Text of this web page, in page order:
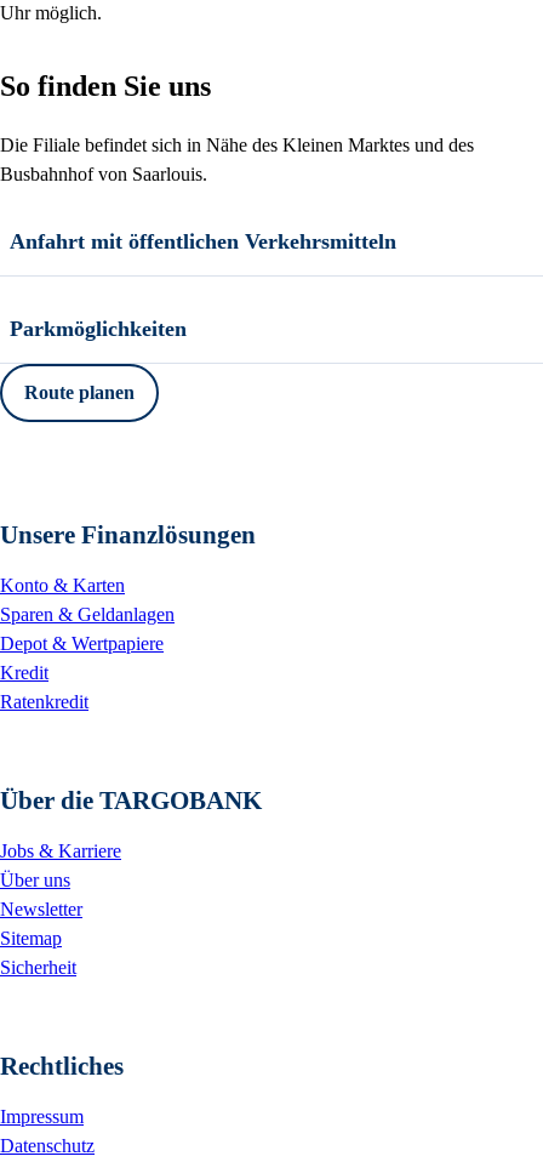
Uhr möglich.
So finden Sie uns
Die Filiale befindet sich in Nähe des Kleinen Marktes und des
Busbahnhof von Saarlouis.
Anfahrt mit öffentlichen Verkehrsmitteln
Parkmöglichkeiten
Route planen
Unsere Finanzlösungen
Konto & Karten
Sparen & Geldanlagen
Depot & Wertpapiere
Kredit
Ratenkredit
Über die TARGOBANK
Jobs & Karriere
Über uns
Newsletter
Sitemap
Sicherheit
Rechtliches
Impressum
Datenschutz